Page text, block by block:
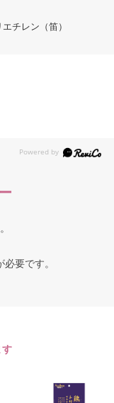
チレン（笛）
必要です。
す